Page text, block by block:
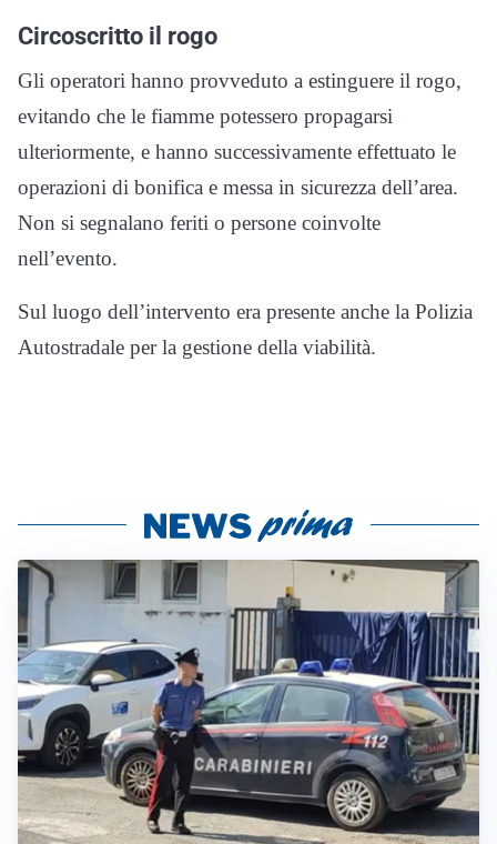
Circoscritto il rogo
Gli operatori hanno provveduto a estinguere il rogo,
evitando che le fiamme potessero propagarsi
ulteriormente, e hanno successivamente effettuato le
operazioni di bonifica e messa in sicurezza dell’area.
Non si segnalano feriti o persone coinvolte
nell’evento.
Sul luogo dell’intervento era presente anche la Polizia
Autostradale per la gestione della viabilità.